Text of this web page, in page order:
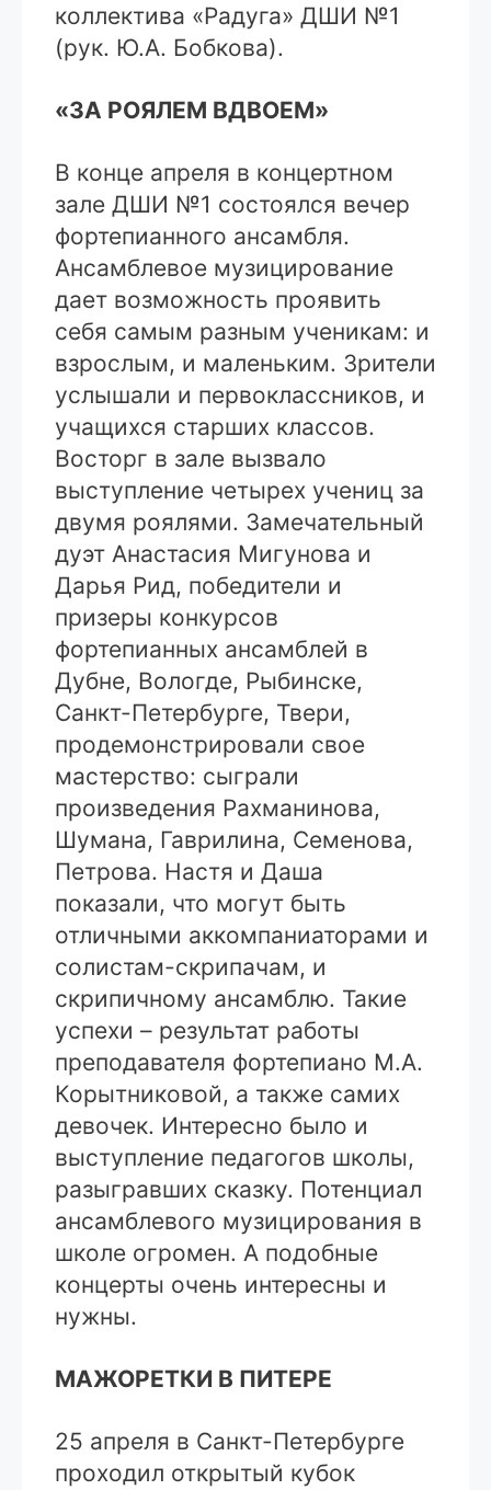
коллектива «Радуга» ДШИ №1
(рук. Ю.А. Бобкова).
«ЗА РОЯЛЕМ ВДВОЕМ»
В конце апреля в концертном
зале ДШИ №1 состоялся вечер
фортепианного ансамбля.
Ансамблевое музицирование
дает возможность проявить
себя самым разным ученикам: и
взрослым, и маленьким. Зрители
услышали и первоклассников, и
учащихся старших классов.
Восторг в зале вызвало
выступление четырех учениц за
двумя роялями. Замечательный
дуэт Анастасия Мигунова и
Дарья Рид, победители и
призеры конкурсов
фортепианных ансамблей в
Дубне, Вологде, Рыбинске,
Санкт-Петербурге, Твери,
продемонстрировали свое
мастерство: сыграли
произведения Рахманинова,
Шумана, Гаврилина, Семенова,
Петрова. Настя и Даша
показали, что могут быть
отличными аккомпаниаторами и
солистам-скрипачам, и
скрипичному ансамблю. Такие
успехи – результат работы
преподавателя фортепиано М.А.
Корытниковой, а также самих
девочек. Интересно было и
выступление педагогов школы,
разыгравших сказку. Потенциал
ансамблевого музицирования в
школе огромен. А подобные
концерты очень интересны и
нужны.
МАЖОРЕТКИ В ПИТЕРЕ
25 апреля в Санкт-Петербурге
проходил открытый кубок